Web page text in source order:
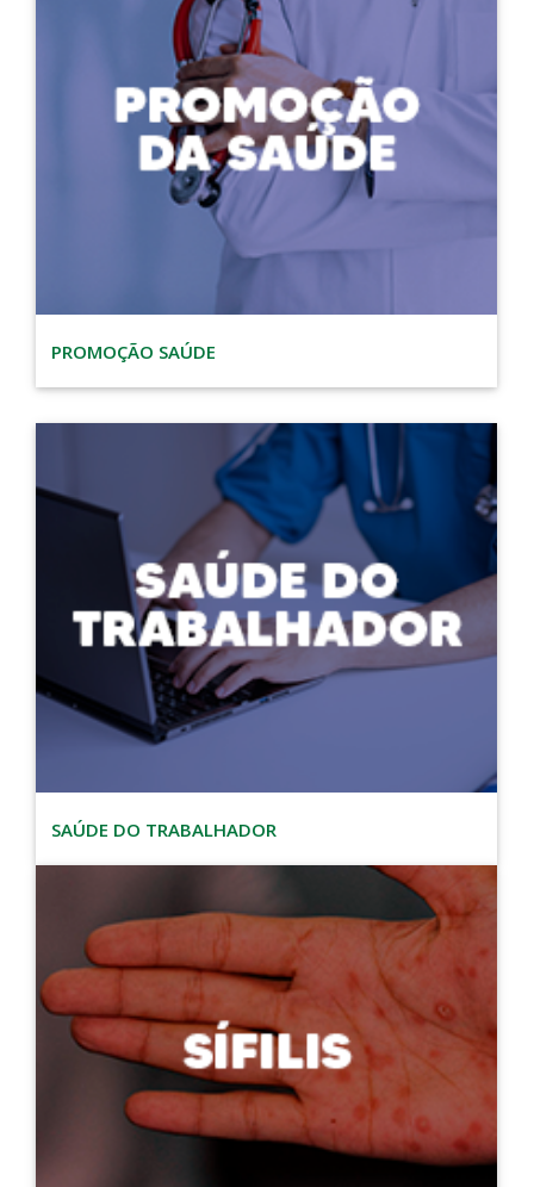
PROMOÇÃO SAÚDE
SAÚDE DO TRABALHADOR